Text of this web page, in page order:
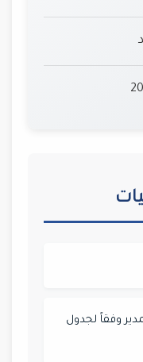
وفقاً لجدول